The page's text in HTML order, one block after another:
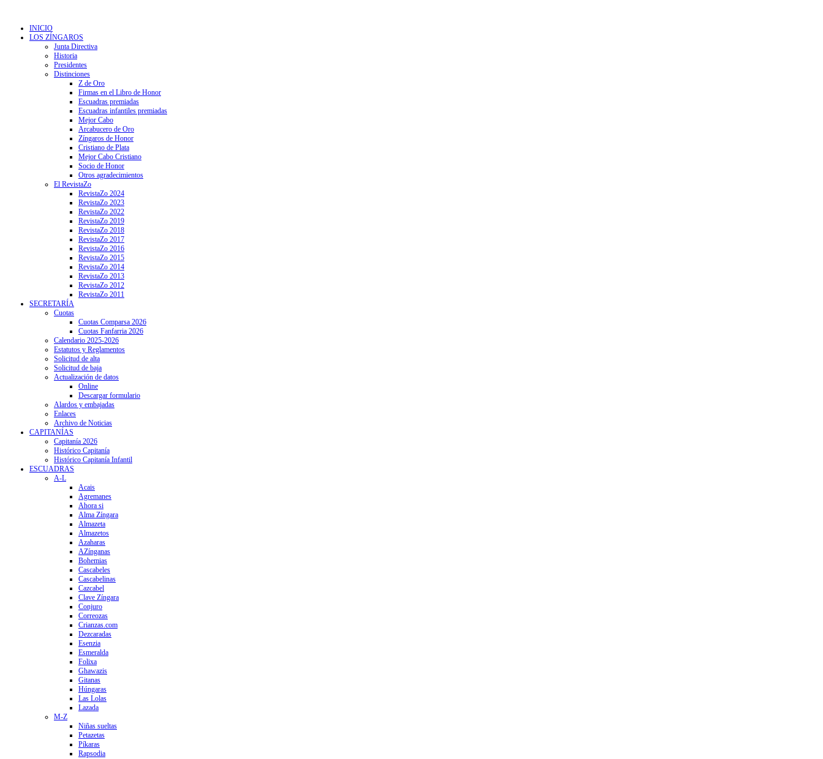
INICIO
LOS ZÍNGAROS
Junta Directiva
Historia
Presidentes
Distinciones
Z de Oro
Firmas en el Libro de Honor
Escuadras premiadas
Escuadras infantiles premiadas
Mejor Cabo
Arcabucero de Oro
Zíngaros de Honor
Cristiano de Plata
Mejor Cabo Cristiano
Socio de Honor
Otros agradecimientos
El RevistaZo
RevistaZo 2024
RevistaZo 2023
RevistaZo 2022
RevistaZo 2019
RevistaZo 2018
RevistaZo 2017
RevistaZo 2016
RevistaZo 2015
RevistaZo 2014
RevistaZo 2013
RevistaZo 2012
RevistaZo 2011
SECRETARÍA
Cuotas
Cuotas Comparsa 2026
Cuotas Fanfarria 2026
Calendario 2025-2026
Estatutos y Reglamentos
Solicitud de alta
Solicitud de baja
Actualización de datos
Online
Descargar formulario
Alardos y embajadas
Enlaces
Archivo de Noticias
CAPITANÍAS
Capitanía 2026
Histórico Capitanía
Histórico Capitanía Infantil
ESCUADRAS
A-L
Acais
Agremanes
Ahora si
Alma Zíngara
Almazeta
Almazetos
Azaharas
AZínganas
Bohemias
Cascabeles
Cascabelinas
Cazcabel
Clave Zíngara
Conjuro
Correozas
Crianzas.com
Dezcaradas
Esenzia
Esmeralda
Folixa
Ghawazis
Gitanas
Húngaras
Las Lolas
Lazada
M-Z
Niñas sueltas
Petazetas
Píkaras
Rapsodia